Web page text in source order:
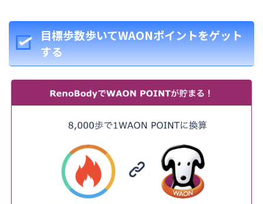
目標歩数歩いてWAONポイントをゲット
する